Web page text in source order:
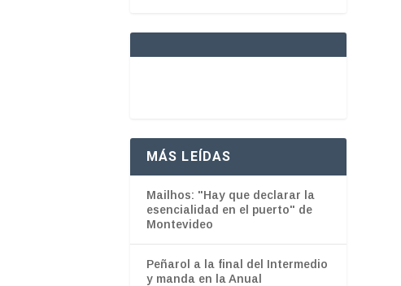
MÁS LEÍDAS
Mailhos: "Hay que declarar la
esencialidad en el puerto" de
Montevideo
Peñarol a la final del Intermedio
y manda en la Anual